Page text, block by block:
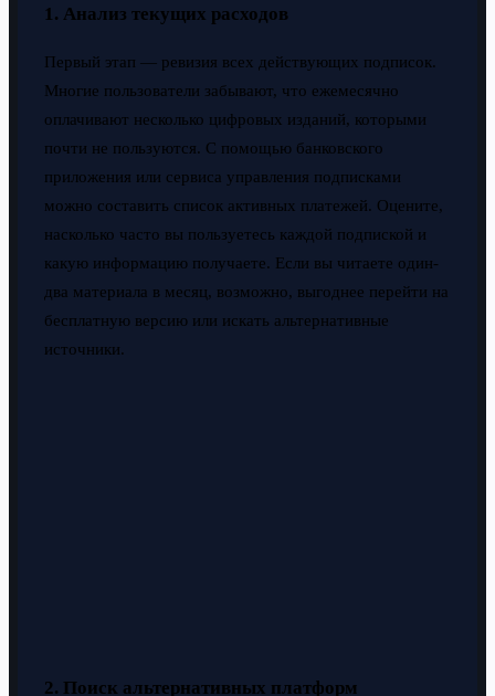
1. Анализ текущих расходов
Первый этап — ревизия всех действующих подписок.
Многие пользователи забывают, что ежемесячно
оплачивают несколько цифровых изданий, которыми
почти не пользуются. С помощью банковского
приложения или сервиса управления подписками
можно составить список активных платежей. Оцените,
насколько часто вы пользуетесь каждой подпиской и
какую информацию получаете. Если вы читаете один-
два материала в месяц, возможно, выгоднее перейти на
бесплатную версию или искать альтернативные
источники.
2. Поиск альтернативных платформ